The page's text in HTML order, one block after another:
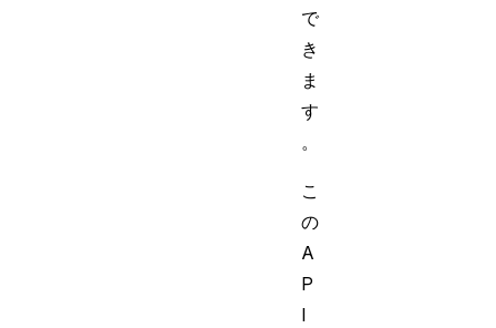
で
き
ま
す
。
こ
の
A
P
I